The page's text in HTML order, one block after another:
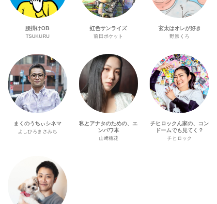
腰掛けOB
TSUKURU
虹色サンライズ
前田ポケット
玄太はオレが好き
野原くろ
まくのうちぃシネマ
よしひろまさみち
私とアナタのための、エ
ンパワ本
山﨑穂花
チヒロックん家の、コン
ドームでも見てく？
チヒロック